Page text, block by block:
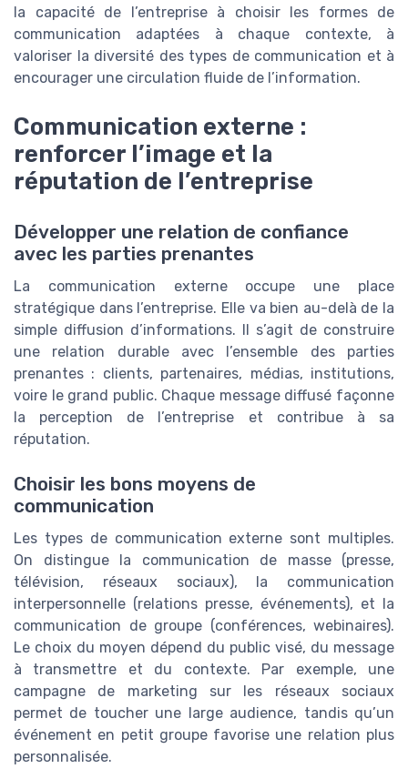
la capacité de l’entreprise à choisir les formes de
communication adaptées à chaque contexte, à
valoriser la diversité des types de communication et à
encourager une circulation fluide de l’information.
Communication externe :
renforcer l’image et la
réputation de l’entreprise
Développer une relation de confiance
avec les parties prenantes
La communication externe occupe une place
stratégique dans l’entreprise. Elle va bien au-delà de la
simple diffusion d’informations. Il s’agit de construire
une relation durable avec l’ensemble des parties
prenantes : clients, partenaires, médias, institutions,
voire le grand public. Chaque message diffusé façonne
la perception de l’entreprise et contribue à sa
réputation.
Choisir les bons moyens de
communication
Les types de communication externe sont multiples.
On distingue la communication de masse (presse,
télévision, réseaux sociaux), la communication
interpersonnelle (relations presse, événements), et la
communication de groupe (conférences, webinaires).
Le choix du moyen dépend du public visé, du message
à transmettre et du contexte. Par exemple, une
campagne de marketing sur les réseaux sociaux
permet de toucher une large audience, tandis qu’un
événement en petit groupe favorise une relation plus
personnalisée.